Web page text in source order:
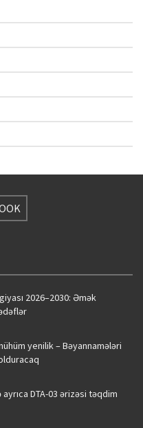
2026–2030: Əmək
yenilik – Bəyannamələri
DTA-03 ərizəsi təqdim